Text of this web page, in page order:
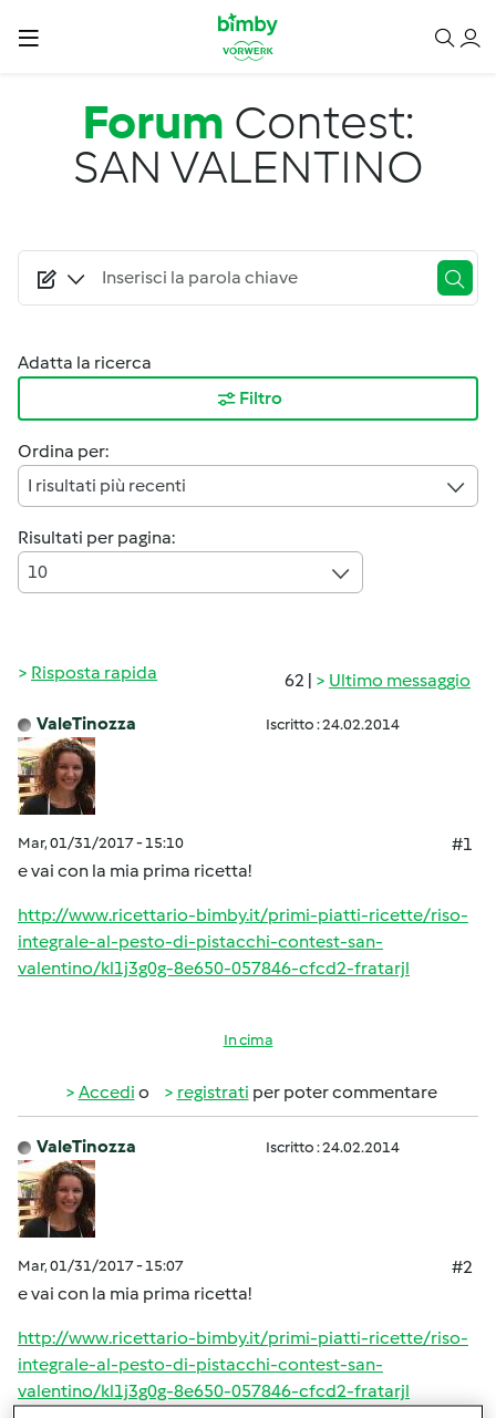
Salta al contenuto principale
Forum Contest:
SAN VALENTINO
Adatta la ricerca
Filtro
Ordina per:
I risultati più recenti
Risultati per pagina:
10
62 | Ultimo messaggio
Risposta rapida
ValeTinozza Iscritto : 24.02.2014
Mar, 01/31/2017 - 15:10
#1
e vai con la mia prima ricetta!
http://www.ricettario-bimby.it/primi-piatti-ricette/riso-
integrale-al-pesto-di-pistacchi-contest-san-
valentino/kl1j3g0g-8e650-057846-cfcd2-fratarjl
In cima
Accedi o registrati per poter commentare
ValeTinozza Iscritto : 24.02.2014
Mar, 01/31/2017 - 15:07
#2
e vai con la mia prima ricetta!
http://www.ricettario-bimby.it/primi-piatti-ricette/riso-
integrale-al-pesto-di-pistacchi-contest-san-
valentino/kl1j3g0g-8e650-057846-cfcd2-fratarjl